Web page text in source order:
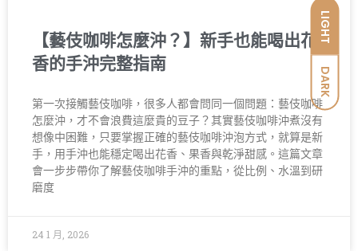
LIGHT
DARK
【藝伎咖啡怎麼沖？】新手也能喝出花
香的手沖完整指南
第一次接觸藝伎咖啡，很多人都會問同一個問題：藝伎咖啡
怎麼沖，才不會浪費這麼貴的豆子？其實藝伎咖啡沖煮沒有
想像中困難，只要掌握正確的藝伎咖啡沖泡方式，就算是新
手，用手沖也能穩定喝出花香、果香與乾淨甜感。這篇文章
會一步步帶你了解藝伎咖啡手沖的重點，從比例、水溫到研
磨度
24 1 月, 2026